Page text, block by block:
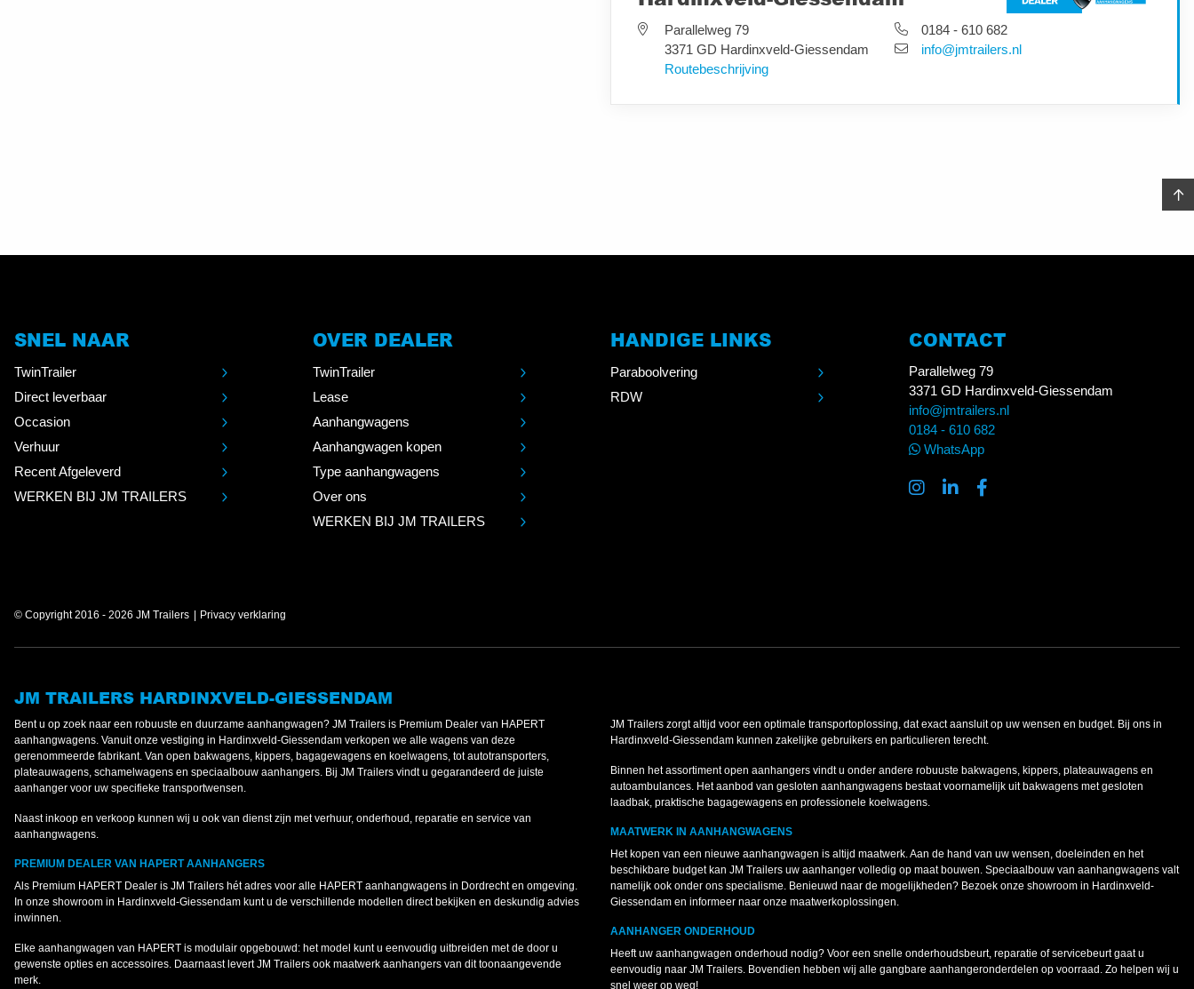
Parallelweg 79
3371 GD Hardinxveld-Giessendam
Routebeschrijving
0184 - 610 682
info@jmtrailers.nl
SNEL NAAR
TwinTrailer
Direct leverbaar
Occasion
Verhuur
Recent Afgeleverd
WERKEN BIJ JM TRAILERS
OVER DEALER
TwinTrailer
Lease
Aanhangwagens
Aanhangwagen kopen
Type aanhangwagens
Over ons
WERKEN BIJ JM TRAILERS
HANDIGE LINKS
Paraboolvering
RDW
CONTACT
Parallelweg 79
3371 GD Hardinxveld-Giessendam
info@jmtrailers.nl
0184 - 610 682
WhatsApp
© Copyright 2016 - 2026 JM Trailers Privacy verklaring
JM TRAILERS HARDINXVELD-GIESSENDAM
Bent u op zoek naar een robuuste en duurzame aanhangwagen? JM Trailers is Premium Dealer van HAPERT
aanhangwagens. Vanuit onze vestiging in Hardinxveld-Giessendam verkopen we alle wagens van deze
gerenommeerde fabrikant. Van open bakwagens, kippers, bagagewagens en koelwagens, tot autotransporters,
plateauwagens, schamelwagens en speciaalbouw aanhangers. Bij JM Trailers vindt u gegarandeerd de juiste
aanhanger voor uw specifieke transportwensen.
Naast inkoop en verkoop kunnen wij u ook van dienst zijn met verhuur, onderhoud, reparatie en service van
aanhangwagens.
PREMIUM DEALER VAN HAPERT AANHANGERS
Als Premium HAPERT Dealer is JM Trailers hét adres voor alle HAPERT aanhangwagens in Dordrecht en omgeving.
In onze showroom in Hardinxveld-Giessendam kunt u de verschillende modellen direct bekijken en deskundig advies
inwinnen.
Elke aanhangwagen van HAPERT is modulair opgebouwd: het model kunt u eenvoudig uitbreiden met de door u
gewenste opties en accessoires. Daarnaast levert JM Trailers ook maatwerk aanhangers van dit toonaangevende
merk.
JM Trailers zorgt altijd voor een optimale transportoplossing, dat exact aansluit op uw wensen en budget. Bij ons in
Hardinxveld-Giessendam kunnen zakelijke gebruikers en particulieren terecht.
Binnen het assortiment open aanhangers vindt u onder andere robuuste bakwagens, kippers, plateauwagens en
autoambulances. Het aanbod van gesloten aanhangwagens bestaat voornamelijk uit bakwagens met gesloten
laadbak, praktische bagagewagens en professionele koelwagens.
MAATWERK IN AANHANGWAGENS
Het kopen van een nieuwe aanhangwagen is altijd maatwerk. Aan de hand van uw wensen, doeleinden en het
beschikbare budget kan JM Trailers uw aanhanger volledig op maat bouwen. Speciaalbouw van aanhangwagens valt
namelijk ook onder ons specialisme. Benieuwd naar de mogelijkheden? Bezoek onze showroom in Hardinxveld-
Giessendam en informeer naar onze maatwerkoplossingen.
AANHANGER ONDERHOUD
Heeft uw aanhangwagen onderhoud nodig? Voor een snelle onderhoudsbeurt, reparatie of servicebeurt gaat u
eenvoudig naar JM Trailers. Bovendien hebben wij alle gangbare aanhangeronderdelen op voorraad. Zo helpen wij u
snel weer op weg!